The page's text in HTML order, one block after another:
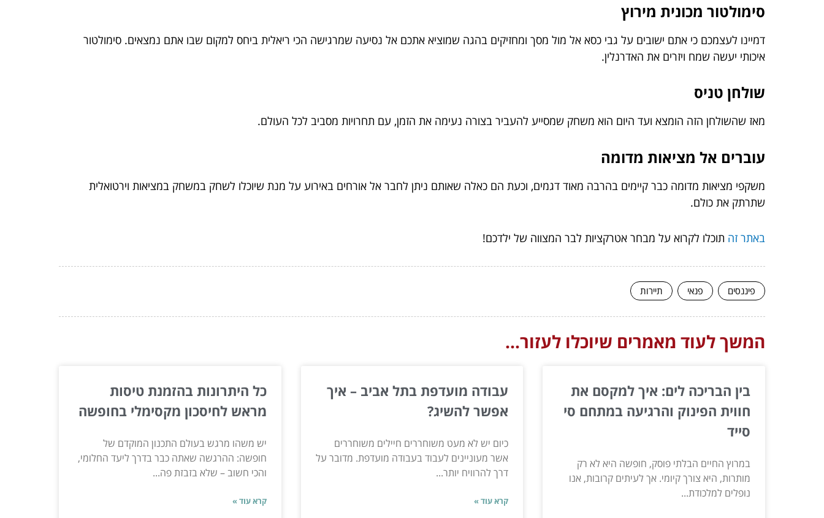
סימולטור מכונית מירוץ
דמיינו לעצמכם כי אתם ישובים על גבי כסא אל מול מסך ומחזיקים בהגה שמוציא אתכם אל נסיעה שמרגישה הכי ריאלית ביחס למקום שבו אתם נמצאים. סימולטור
איכותי יעשה שמח ויזרים את האדרנלין.
שולחן טניס
מאז שהשולחן הזה הומצא ועד היום הוא משחק שמסייע להעביר בצורה נעימה את הזמן, עם תחרויות מסביב לכל העולם.
עוברים אל מציאות מדומה
משקפי מציאות מדומה כבר קיימים בהרבה מאוד דגמים, וכעת הם כאלה שאותם ניתן לחבר אל אורחים באירוע על מנת שיוכלו לשחק במשחק במציאות וירטואלית
שתרתק את כולם.
באתר זה תוכלו לקרוא על מבחר אטרקציות לבר המצווה של ילדכם!
פיננסים פנאי תיירות
המשך לעוד מאמרים שיוכלו לעזור...
בין הבריכה לים: איך למקסם את
חווית הפינוק והרגיעה במתחם סי
סייד
במרוץ החיים הבלתי פוסק, חופשה היא לא רק
מותרות, היא צורך קיומי. אך לעיתים קרובות, אנו
נופלים למלכודת...
עבודה מועדפת בתל אביב – איך
אפשר להשיג?
כיום יש לא מעט משוחררים חיילים משוחררים
אשר מעוניינים לעבוד בעבודה מועדפת. מדובר על
דרך להרוויח יותר...
קרא עוד »
כל היתרונות בהזמנת טיסות
מראש לחיסכון מקסימלי בחופשה
יש משהו מרגש בעולם התכנון המוקדם של
חופשה: ההרגשה שאתה כבר בדרך ליעד החלומי,
והכי חשוב – שלא בזבזת פה...
קרא עוד »